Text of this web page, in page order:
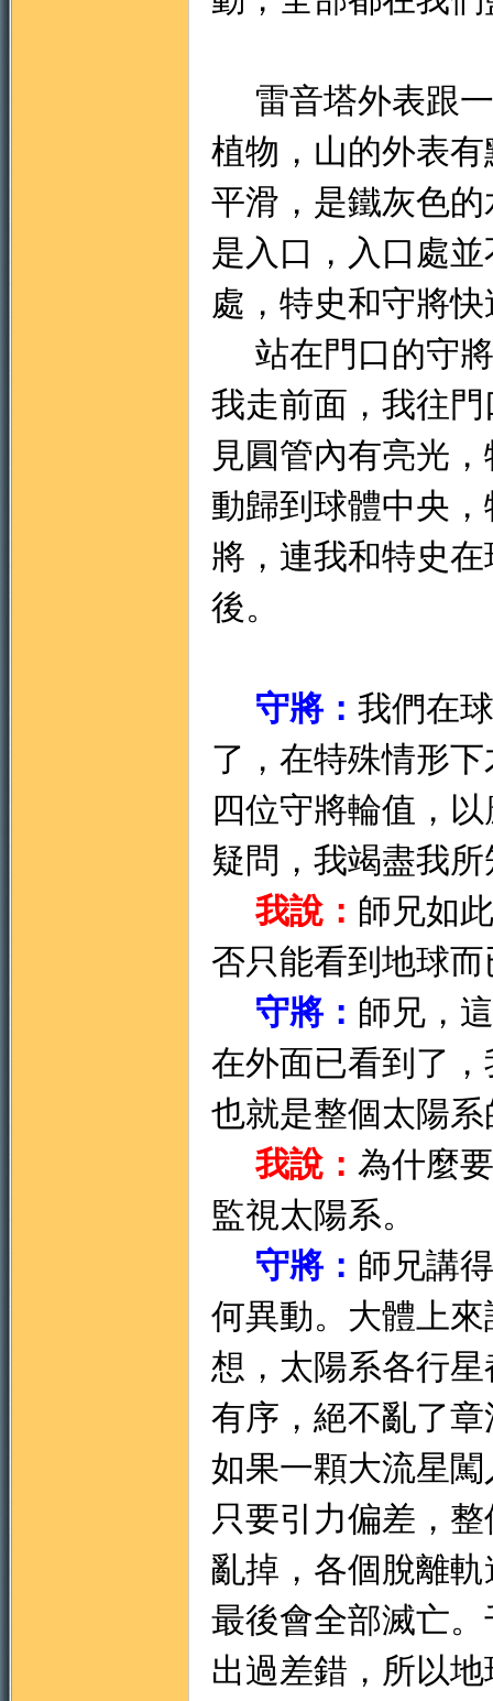
雷音塔外表跟一
植物，山的外表
平滑，是鐵灰色
是入口，入口處
處，特史和守將
站在門口的守將
我走前面，我往
見圓管內有亮光
動歸到球體中央
將，連我和特史
後。
守將： 我們在
了，在特殊情形
四位守將輪值，
疑問，我竭盡我
我說： 師兄如
否只能看到地球
守將： 師兄，
在外面已看到了
也就是整個太陽
我說： 為什麼
監視太陽系。
守將： 師兄講
何異動。大體上
想，太陽系各行
有序，絕不亂了
如果一顆大流星
只要引力偏差，
亂掉，各個脫離
最後會全部滅亡
出過差錯，所以